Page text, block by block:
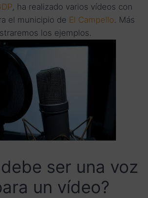
, ha realizado varios vídeos con
el municipio de El Campello. Más
los ejemplos.
ser una voz
un vídeo?